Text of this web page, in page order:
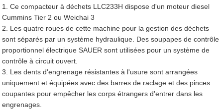
1. Ce compacteur à déchets LLC233H dispose d'un moteur diesel
Cummins Tier 2 ou Weichai 3
2. Les quatre roues de cette machine pour la gestion des déchets
sont séparés par un système hydraulique. Des soupapes de contrôle
proportionnel électrique SAUER sont utilisées pour un système de
contrôle à circuit ouvert.
3. Les dents d'engrenage résistantes à l'usure sont arrangées
uniquement et équipées avec des barres de raclage et des pinces
coupantes pour empêcher les corps étrangers d'entrer dans les
engrenages.